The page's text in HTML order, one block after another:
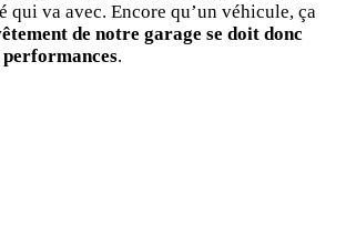
qui va avec. Encore qu’un véhicule, ça
de notre garage se doit donc
.